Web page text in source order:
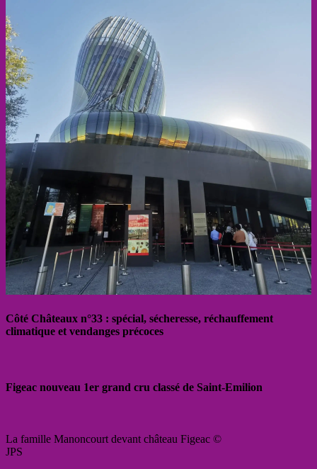
Côté Châteaux n°33 : spécial, sécheresse, réchauffement
climatique et vendanges précoces
Figeac nouveau 1er grand cru classé de Saint-Emilion
La famille Manoncourt devant château Figeac ©
JPS